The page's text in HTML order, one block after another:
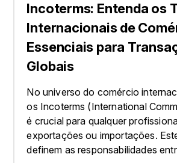
Incoterms: Entenda os
Internacionais de
Essenciais para
Globais
No universo do comércio
os Incoterms (International
é crucial para qualquer
exportações ou importações.
definem as responsabilidades